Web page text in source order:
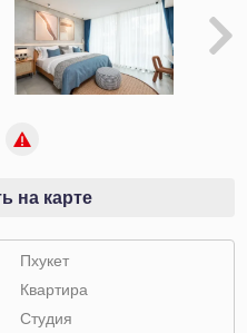
на карте
Пхукет
Квартира
Студия